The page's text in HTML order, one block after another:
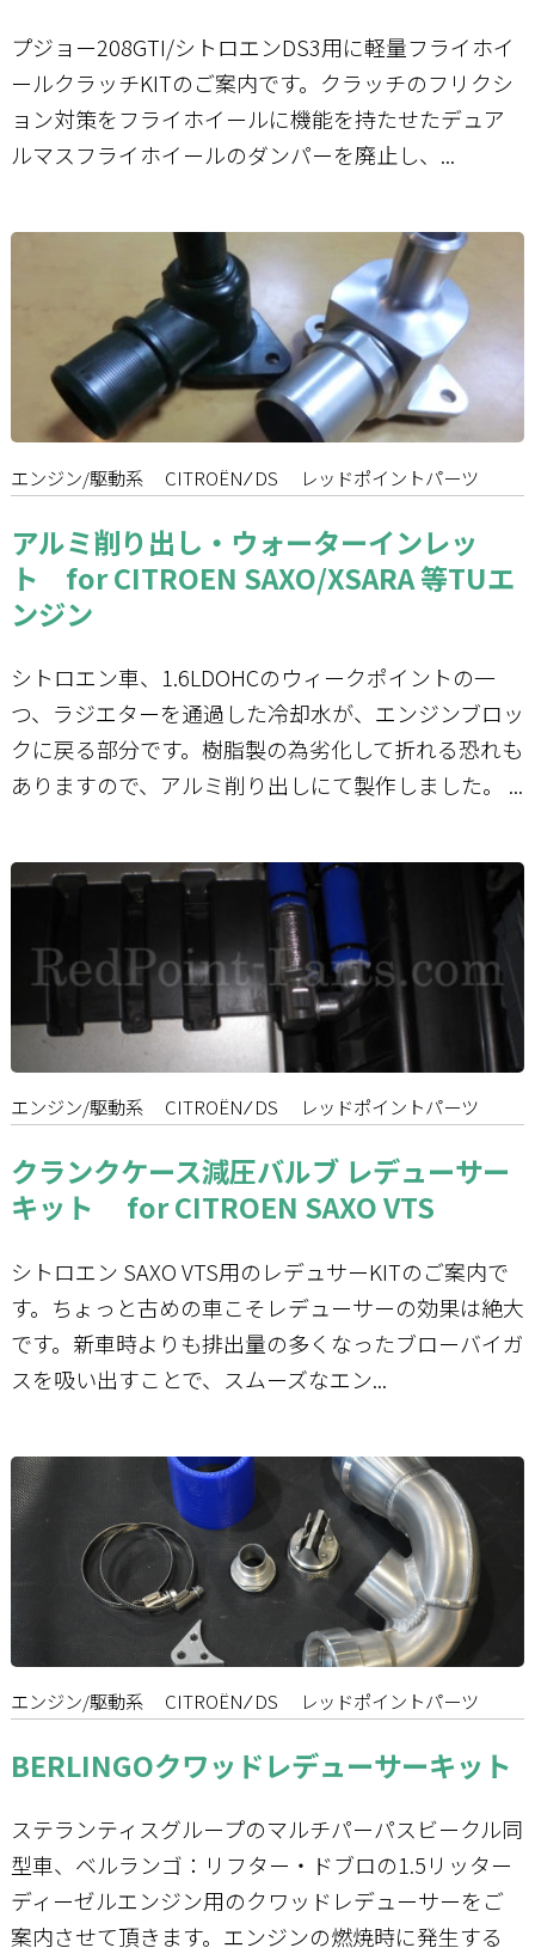
プジョー208GTI/シトロエンDS3用に軽量フライホイ
ールクラッチKITのご案内です。クラッチのフリクシ
ョン対策をフライホイールに機能を持たせたデュア
ルマスフライホイールのダンパーを廃止し、...
エンジン/駆動系 CITROËN ⁄ DS レッドポイントパーツ
アルミ削り出し・ウォーターインレッ
ト for CITROEN SAXO/XSARA 等TUエ
ンジン
シトロエン車、1.6LDOHCのウィークポイントの一
つ、ラジエターを通過した冷却水が、エンジンブロッ
クに戻る部分です。樹脂製の為劣化して折れる恐れも
ありますので、アルミ削り出しにて製作しました。 ...
エンジン/駆動系 CITROËN ⁄ DS レッドポイントパーツ
クランクケース減圧バルブ レデューサー
キット for CITROEN SAXO VTS
シトロエン SAXO VTS用のレデュサーKITのご案内で
す。ちょっと古めの車こそレデューサーの効果は絶大
です。新車時よりも排出量の多くなったブローバイガ
スを吸い出すことで、スムーズなエン...
エンジン/駆動系 CITROËN ⁄ DS レッドポイントパーツ
BERLINGOクワッドレデューサーキット
ステランティスグループのマルチパーパスビークル同
型車、ベルランゴ：リフター・ドブロの1.5リッター
ディーゼルエンジン用のクワッドレデューサーをご
案内させて頂きます。エンジンの燃焼時に発生する